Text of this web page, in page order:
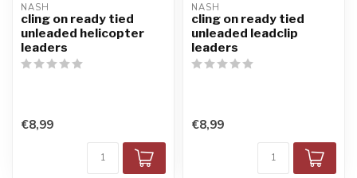
NASH
cling on ready tied
unleaded helicopter
leaders
€8,99
NASH
cling on ready tied
unleaded leadclip
leaders
€8,99